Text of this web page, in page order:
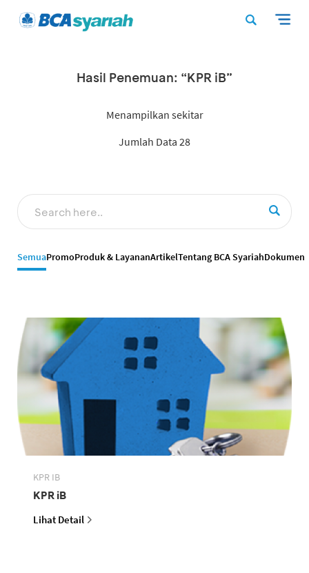
Hasil Penemuan: “KPR iB”
Menampilkan sekitar
Jumlah Data 28
SemuaPromoProduk & LayananArtikelTentang BCA SyariahDokumen
KPR IB
KPR iB
Lihat Detail